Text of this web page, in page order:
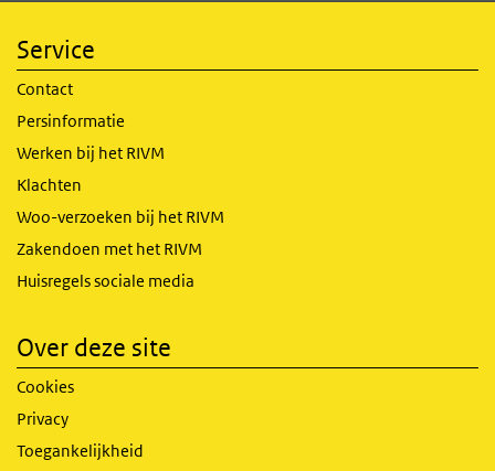
Service
Contact
Persinformatie
Werken bij het RIVM
Klachten
Woo-verzoeken bij het RIVM
Zakendoen met het RIVM
Huisregels sociale media
Over deze site
Cookies
Privacy
Toegankelijkheid